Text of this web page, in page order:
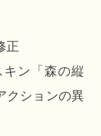
正
キン「森の縦
クションの異